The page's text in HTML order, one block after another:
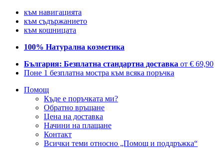
към навигацията
към съдържанието
към кошницата
100% Натурална козметика
България: Безплатна стандартна доставка от € 69,90
Поне 1 безплатна мостра към всяка поръчка
Помощ
Къде е поръчката ми?
Обратно връщане
Цена на доставка
Начини на плащане
Контакт
Всички теми относно „Помощ и поддръжка“